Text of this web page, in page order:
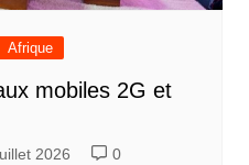
Afrique
mobiles 2G et
2026 0